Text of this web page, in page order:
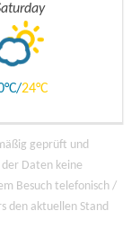
24
geprüft und
Daten keine
Besuch telefonisch /
den aktuellen Stand